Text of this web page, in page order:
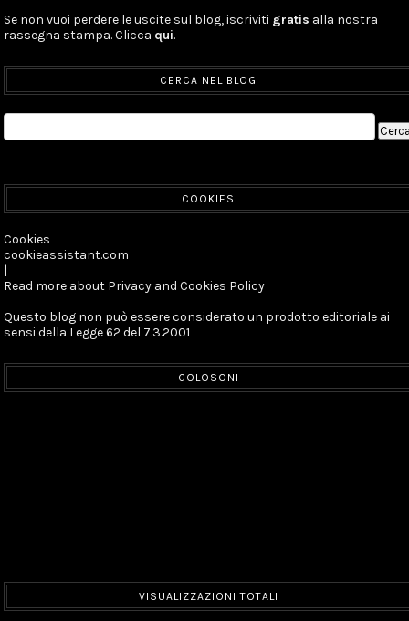
Se non vuoi perdere le uscite sul blog, iscriviti gratis alla nostra
rassegna stampa. Clicca qui.
CERCA NEL BLOG
COOKIES
Cookies
cookieassistant.com
|
Read more about Privacy and Cookies Policy
Questo blog non può essere considerato un prodotto editoriale ai
sensi della Legge 62 del 7.3.2001
GOLOSONI
VISUALIZZAZIONI TOTALI